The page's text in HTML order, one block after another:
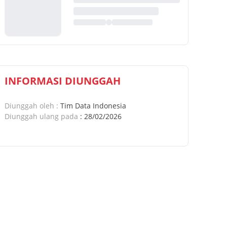
INFORMASI DIUNGGAH
Diunggah oleh : Tim Data Indonesia
Diunggah ulang pada : 28/02/2026